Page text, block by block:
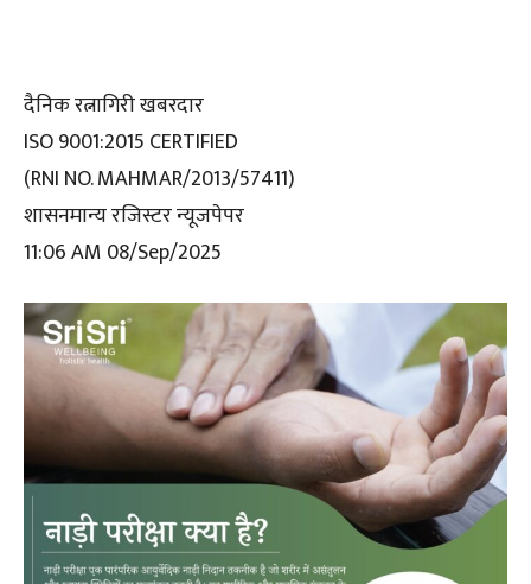
दैनिक रत्नागिरी खबरदार
ISO 9001:2015 CERTIFIED
(RNI NO. MAHMAR/2013/57411)
शासनमान्य रजिस्टर न्यूजपेपर
11:06 AM 08/Sep/2025